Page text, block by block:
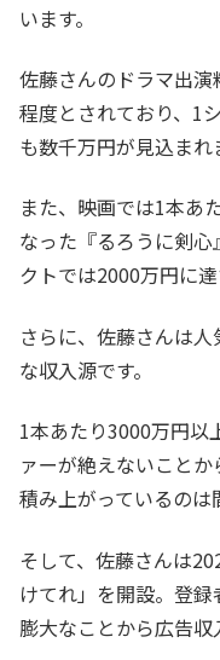
います。
佐藤さんのドラマ出
程度とされており、1
も数千万円が見込まれ
また、映画では1本あ
なった『るろうに剣
クトでは2000万円に
さらに、佐藤さんは
な収入源です。
1本あたり3000万円以
ァーが絶えないこと
積み上がっているのは
そして、佐藤さんは
けてれ」を開設。登
膨大なことから広告収